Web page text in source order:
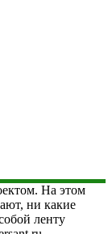
На этом
ни какие
ленту